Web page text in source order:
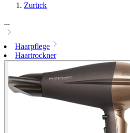
Zurück
...
Haarpflege
Haartrockner